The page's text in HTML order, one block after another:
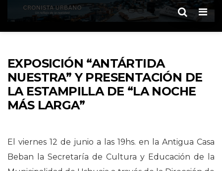
EXPOSICIÓN “ANTÁRTIDA
NUESTRA” Y PRESENTACIÓN DE
LA ESTAMPILLA DE “LA NOCHE
MÁS LARGA”
El viernes 12 de junio a las 19hs. en la Antigua Casa
Beban la Secretaría de Cultura y Educación de la